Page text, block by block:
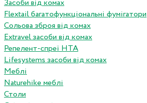
Засоби від комах
Flextail багатофункціональні фумігатори
Сольова зброя від комах
Extravel засоби від комах
Репелент-спреї HTA
Lifesystems засоби від комах
Меблі
Naturehike меблі
Столи